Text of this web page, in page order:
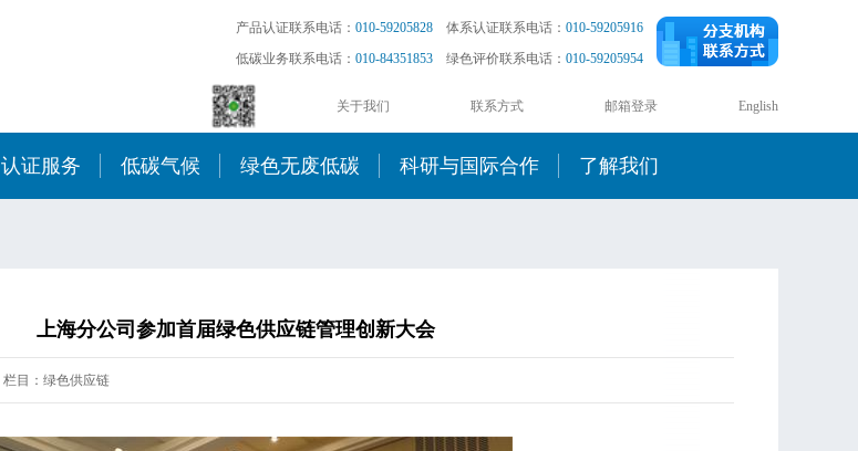
产品认证联系电话： 010-59205828 体系认证联系电话： 010-59205916
低碳业务联系电话： 010-84351853 绿色评价联系电话： 010-59205954
English
邮箱登录
联系方式
关于我们
认证服务 低碳气候 绿色无废低碳 科研与国际合作 了解我们
上海分公司参加首届绿色供应链管理创新大会
栏目：绿色供应链